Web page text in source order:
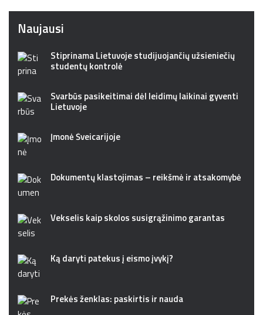
Naujausi
Stiprinama Lietuvoje studijuojančių užsieniečių
studentų kontrolė
Svarbūs pasikeitimai dėl leidimų laikinai gyventi
Lietuvoje
Įmonė Šveicarijoje
Dokumentų klastojimas – reikšmė ir atsakomybė
Vekselis kaip skolos susigrąžinimo garantas
Ką daryti patekus į eismo įvykį?
Prekės ženklas: paskirtis ir nauda